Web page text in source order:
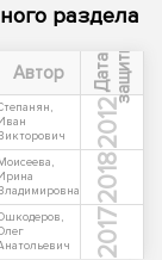
раздела
Автор Д
а
т
а
з
а
щ
и
т ы
2012
2018
2017